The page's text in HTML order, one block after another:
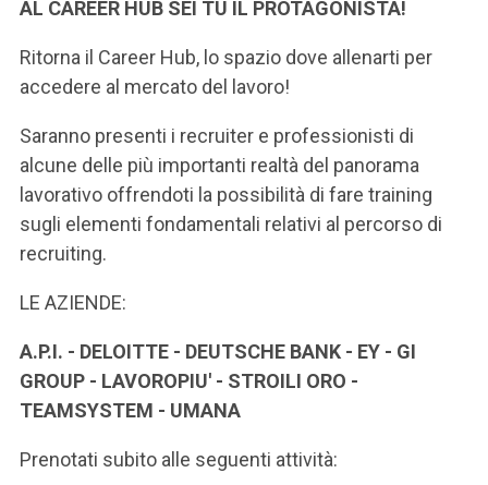
SEI UN DOCENTE O UN MEMBRO DELLO STAFF
AL CAREER HUB SEI TU IL PROTAGONISTA!
Ritorna il Career Hub, lo spazio dove allenarti per
accedere al mercato del lavoro!
Saranno presenti i recruiter e professionisti di
alcune delle più importanti realtà del panorama
lavorativo offrendoti la possibilità di fare training
sugli elementi fondamentali relativi al percorso di
recruiting.
LE AZIENDE:
A.P.I. - DELOITTE - DEUTSCHE BANK - EY - GI
GROUP - LAVOROPIU' - STROILI ORO -
TEAMSYSTEM - UMANA
Prenotati subito alle seguenti attività: